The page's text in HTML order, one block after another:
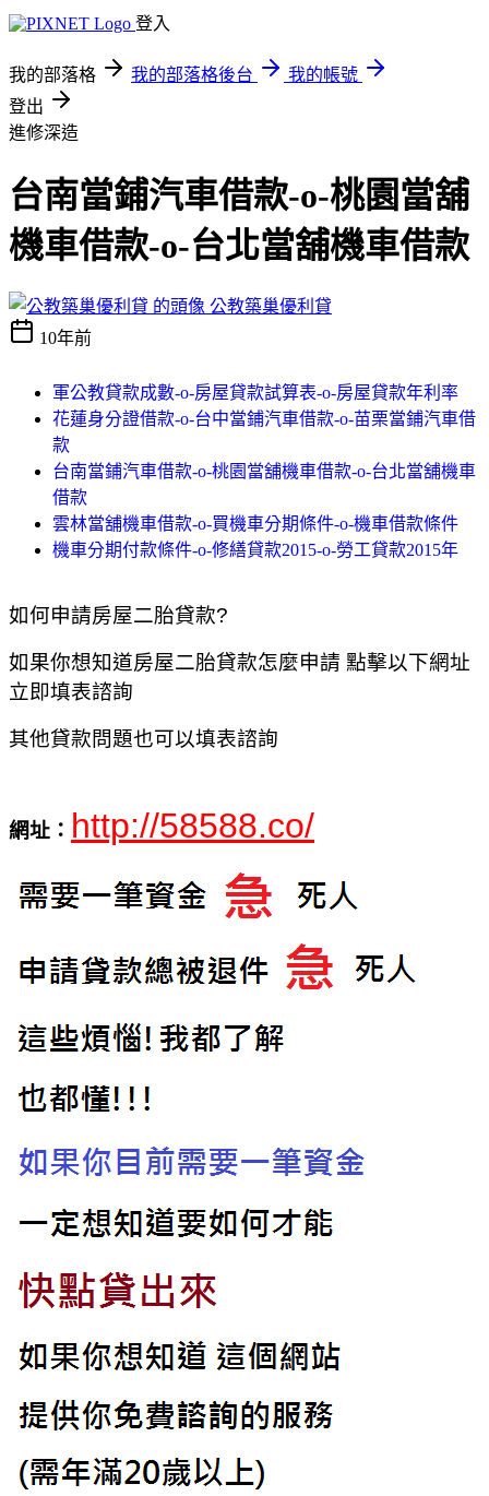
登入
我的部落格 我的部落格後台
我的帳號
登出
進修深造
台南當鋪汽車借款-o-桃園當舖
機車借款-o-台北當舖機車借款
公教築巢優利貸
10年前
軍公教貸款成數-o-房屋貸款試算表-o-房屋貸款年利率
花蓮身分證借款-o-台中當鋪汽車借款-o-苗栗當鋪汽車借
款
台南當鋪汽車借款-o-桃園當舖機車借款-o-台北當舖機車
借款
雲林當舖機車借款-o-買機車分期條件-o-機車借款條件
機車分期付款條件-o-修繕貸款2015-o-勞工貸款2015年
如何申請房屋二胎貸款?
如果你想知道房屋二胎貸款怎麼申請 點擊以下網址
立即填表諮詢
其他貸款問題也可以填表諮詢
網址： http://58588.co/